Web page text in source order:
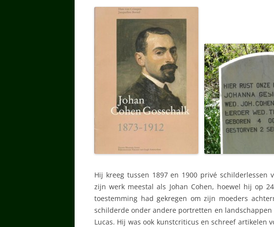
Hij kreeg tussen 1897 en 1900 privé schilderlessen
zijn werk meestal als Johan Cohen, hoewel hij op
toestemming had gekregen om zijn moeders
schilderde onder andere portretten en
Lucas. Hij was ook kunstcriticus en schreef artikelen